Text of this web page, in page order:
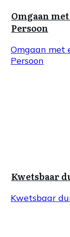
Omgaan
Persoon
Omgaan met
Persoon
Kwetsbaar
Kwetsbaar